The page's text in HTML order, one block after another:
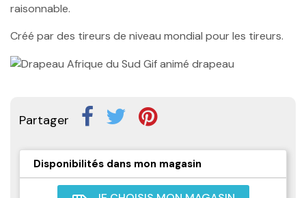
raisonnable.
Créé par des tireurs de niveau mondial pour les tireurs.
Partager
Disponibilités dans mon magasin